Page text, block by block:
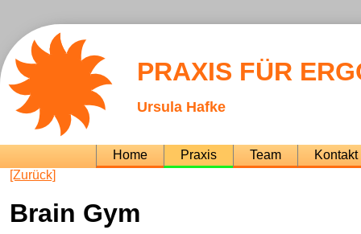
PRAXIS FÜR
Ursula Hafke
überspringen
Home Praxis Team
Kontakt
[Zurück]
Brain Gym